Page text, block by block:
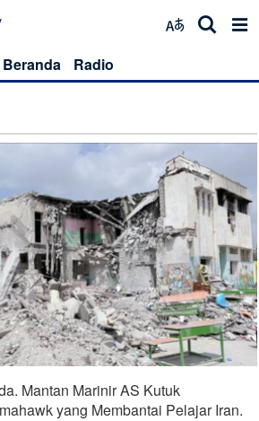
Beranda Radio
Mantan Marinir AS Kutuk
yang Membantai Pelajar Iran.